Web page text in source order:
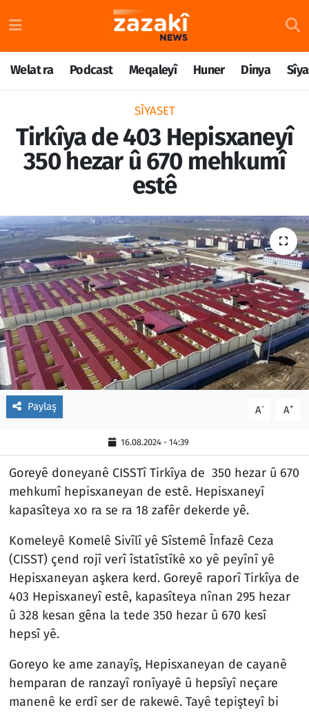
Welat ra Podcast Meqaleyî Huner Dinya
SÎYASET
Tirkîya de 403 Hepisxaneyî
350 hezar û 670 mehkumî
estê
Paylaş A- A+
16.08.2024 - 14:39
Goreyê doneyanê CISSTî Tirkîya de 350 hezar û 670
mehkumî hepisxaneyan de estê. Hepisxaneyî
kapasîteya xo ra se ra 18 zafêr dekerde yê.
Komeleyê Komelê Sivîlî yê Sîstemê Înfazê Ceza
(CISST) çend rojî verî îstatîstîkê xo yê peyînî yê
Hepisxaneyan aşkera kerd. Goreyê raporî Tirkîya de
403 Hepisxaneyî estê, kapasîteya nînan 295 hezar
û 328 kesan gêna la tede 350 hezar û 670 kesî
hepsî yê.
Goreyo ke ame zanayîş, Hepisxaneyan de cayanê
hemparan de ranzayî ronîyayê û hepsîyî neçare
manenê ke erdî ser de rakewê. Tayê tepişteyî bi
Welat ra
Podcast
Meqaleyî
Huner
Sîyaset
Rojane
Têkilî
Nöbetçi Eczaneler
Hava Durumu
Namaz Vakitleri
Trafik Durumu
Süper Lig Puan Durumu ve Fikstür
Tüm Manşetler
Son Dakika Haberleri
Haber Arşivi